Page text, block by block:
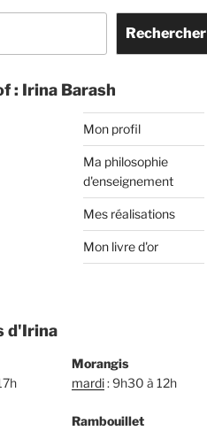
Rechercher
: Irina Barash
Mon profil
Ma philosophie
d'enseignement
Mes réalisations
Mon livre d'or
d'Irina
Morangis
mardi: 9h30 à 12h
Rambouillet